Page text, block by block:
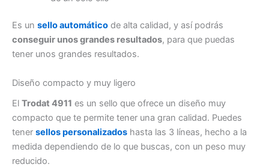
Es un sello automático de alta calidad, y así podrás
conseguir unos grandes resultados, para que puedas
tener unos grandes resultados.
Diseño compacto y muy ligero
El Trodat 4911 es un sello que ofrece un diseño muy
compacto que te permite tener una gran calidad. Puedes
tener sellos personalizados hasta las 3 líneas, hecho a la
medida dependiendo de lo que buscas, con un peso muy
reducido.